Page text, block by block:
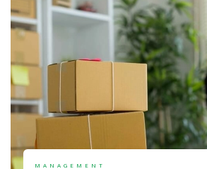
MANAGEMENT